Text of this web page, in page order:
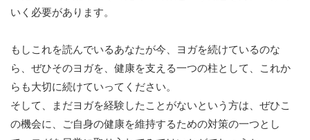
いく必要があります。
もしこれを読んでいるあなたが今、ヨガを続けているのな
ら、ぜひそのヨガを、健康を支える一つの柱として、これか
らも大切に続けていってください。
そして、まだヨガを経験したことがないという方は、ぜひこ
の機会に、ご自身の健康を維持するための対策の一つとし